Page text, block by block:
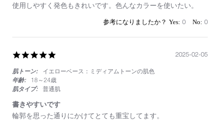
Review
Mar
review
や
い
使用しやすく発色もきれいです。色んなカラーを使いたい。
0 0
rating
肌トーン:
イエローベース：ミディアムトーンの肌色
年齢:
18～24歳
肌タイプ:
普通肌
書きやすいです
Review
review
輪郭を思った通りにかけてとても重宝してます。
2025-02-05